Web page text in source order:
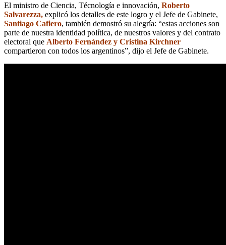
El ministro de Ciencia, Técnología e innovación, Roberto
Salvarezza, explicó los detalles de este logro y el Jefe de Gabinete,
Santiago Cafiero, también demostró su alegría: “estas acciones son
parte de nuestra identidad política, de nuestros valores y del contrato
electoral que Alberto Fernández y Cristina Kirchner
compartieron con todos los argentinos”, dijo el Jefe de Gabinete.